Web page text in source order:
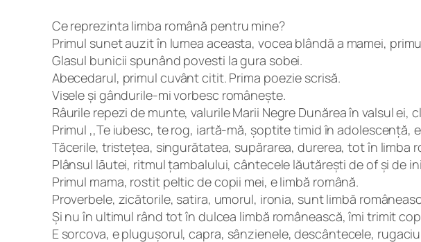
Ce reprezinta limba română pentru mine?
Primul sunet auzit în lumea aceasta, vocea blândă a mamei,
Glasul bunicii spunând povesti la gura sobei.
Abecedarul, primul cuvânt citit. Prima poezie scrisă.
Visele și gândurile-mi vorbesc românește.
Râurile repezi de munte, valurile Marii Negre Dunărea în valsul ei,
Primul ,,Te iubesc, te rog, iartă-mă, șoptite timid în adolescență,
Tăcerile, tristețea, singurătatea, supărarea, durerea, tot în limba
Plânsul lāutei, ritmul țambalului, cântecele lăutărești de of și de
Primul mama, rostit peltic de copii mei, e limbă română.
Proverbele, zicătorile, satira, umorul, ironia, sunt limbă
Și nu în ultimul rând tot în dulcea limbă românească, îmi trimit
E sorcova, e plugușorul, capra, sânzienele, descântecele,